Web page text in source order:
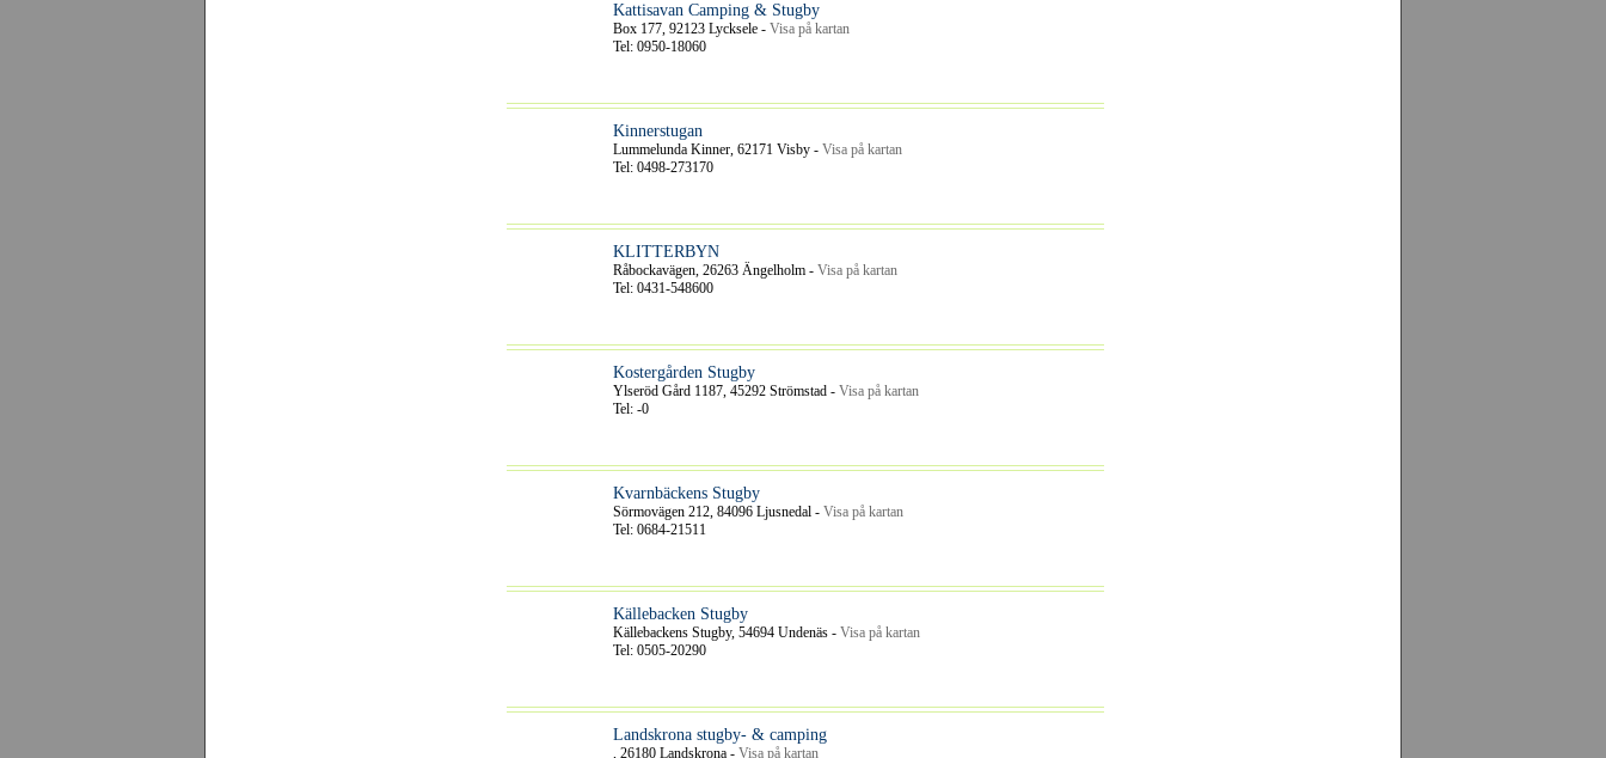
Kattisavan Camping & Stugby
Box 177, 92123 Lycksele - Visa på kartan
Tel: 0950-18060
Kinnerstugan
Lummelunda Kinner, 62171 Visby - Visa på kartan
Tel: 0498-273170
KLITTERBYN
Råbockavägen, 26263 Ängelholm - Visa på kartan
Tel: 0431-548600
Kostergården Stugby
Ylseröd Gård 1187, 45292 Strömstad - Visa på kartan
Tel: -0
Kvarnbäckens Stugby
Sörmovägen 212, 84096 Ljusnedal - Visa på kartan
Tel: 0684-21511
Källebacken Stugby
Källebackens Stugby, 54694 Undenäs - Visa på kartan
Tel: 0505-20290
Landskrona stugby- & camping
, 26180 Landskrona - Visa på kartan